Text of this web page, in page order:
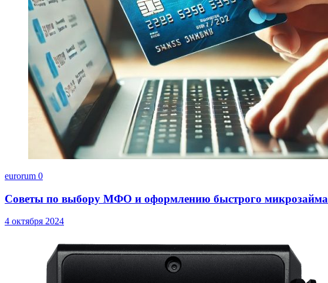
eurorum 0
Советы по выбору МФО и оформлению быстрого микрозайма
4 октября 2024